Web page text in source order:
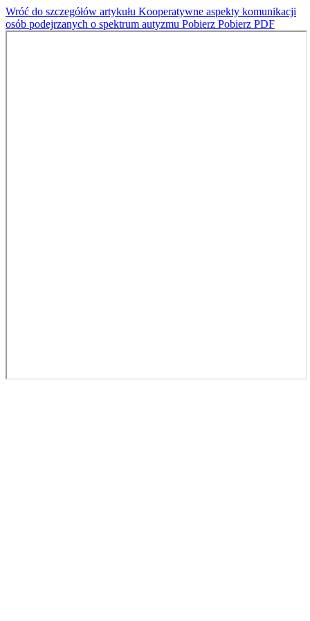
Wróć do szczegółów artykułu Kooperatywne aspekty komunikacji
osób podejrzanych o spektrum autyzmu Pobierz Pobierz PDF